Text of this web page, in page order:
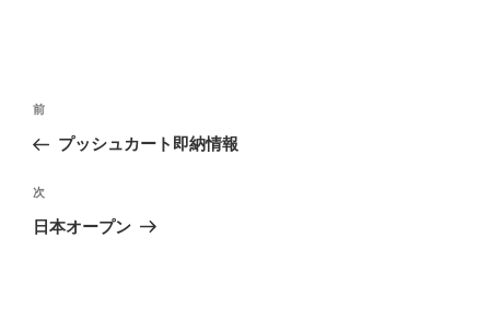
投
ナ
ビ
ゲ
前
の
稿
前
プッシュカート即納情報
次
の
次
日本オープン